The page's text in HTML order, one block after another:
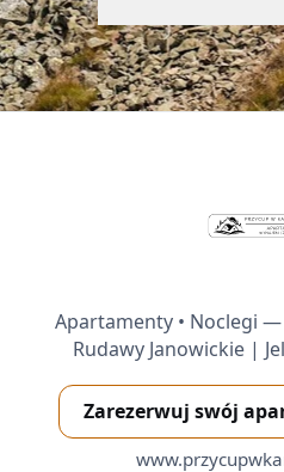
Apartamenty • Noclegi
Rudawy Janowickie |
Zarezerwuj swój